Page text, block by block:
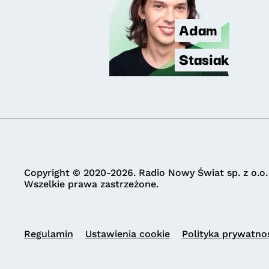
Adam
Stasiak
Copyright © 2020-2026. Radio Nowy Świat sp. z o.o.
Wszelkie prawa zastrzeżone.
Regulamin Ustawienia cookie Polityka